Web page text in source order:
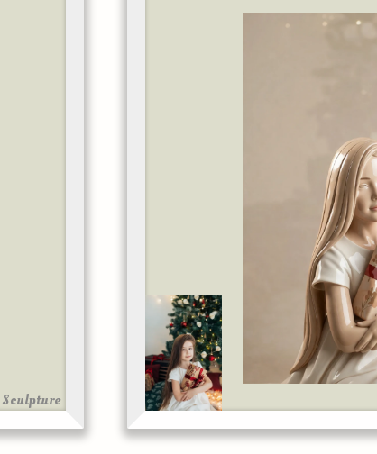
Sculpture